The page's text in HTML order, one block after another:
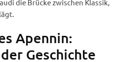
die Brücke zwischen Klassik,
Apennin:
Geschichte